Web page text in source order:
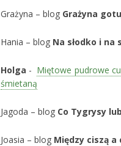
Grażyna – blog Grażyna
Hania – blog Na słodko i na
Holga - Miętowe pudrowe
śmietaną
Jagoda – blog Co Tygrysy
Joasia – blog Między ciszą a